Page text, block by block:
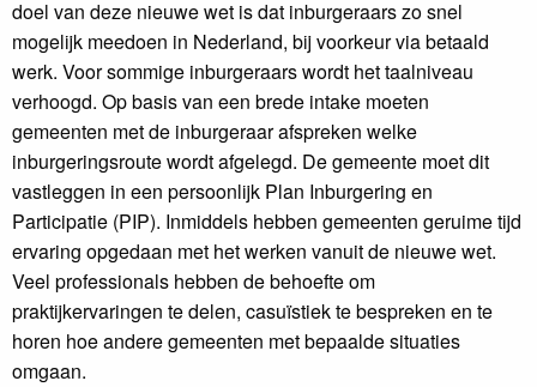
doel van deze nieuwe wet is dat inburgeraars zo snel
mogelijk meedoen in Nederland, bij voorkeur via betaald
werk. Voor sommige inburgeraars wordt het taalniveau
verhoogd. Op basis van een brede intake moeten
gemeenten met de inburgeraar afspreken welke
inburgeringsroute wordt afgelegd. De gemeente moet dit
vastleggen in een persoonlijk Plan Inburgering en
Participatie (PIP). Inmiddels hebben gemeenten geruime tijd
ervaring opgedaan met het werken vanuit de nieuwe wet.
Veel professionals hebben de behoefte om
praktijkervaringen te delen, casuïstiek te bespreken en te
horen hoe andere gemeenten met bepaalde situaties
omgaan.